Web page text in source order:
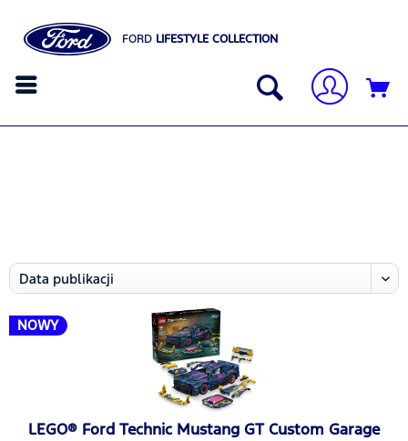
FORD LIFESTYLE COLLECTION
NOWY
LEGO® Ford Technic Mustang GT Custom Garage